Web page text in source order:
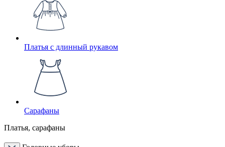
Платья с длинный рукавом
Сарафаны
Платья, сарафаны